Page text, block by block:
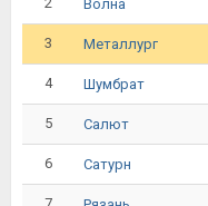
Волна
3 Металлург
4 Шумбрат
5 Салют
6 Сатурн